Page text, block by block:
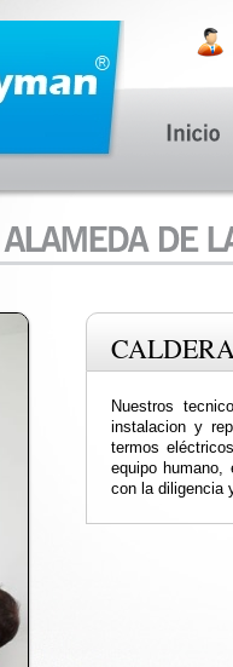
Nuestros
instalacion y
termos
equipo
con la diligencia